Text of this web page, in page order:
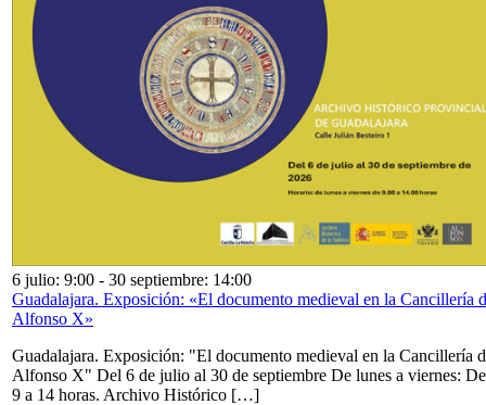
6 julio: 9:00 - 30 septiembre: 14:00
Guadalajara. Exposición: «El documento medieval en la Cancillería
Alfonso X»
Guadalajara. Exposición: "El documento medieval en la Cancillería
Alfonso X" Del 6 de julio al 30 de septiembre De lunes a viernes: De
9 a 14 horas. Archivo Histórico […]